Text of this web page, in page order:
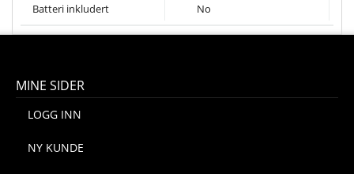
Batteri inkludert No
MINE SIDER
LOGG INN
NY KUNDE